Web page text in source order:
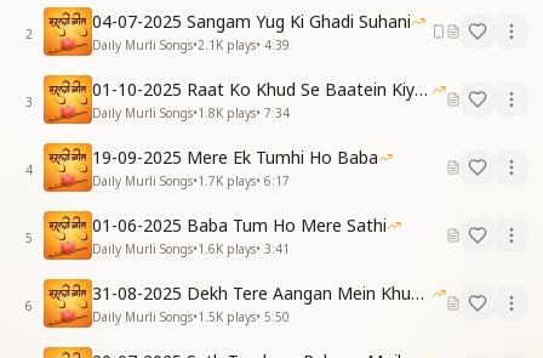
सबकुछ तुझको माना है।
पवित्र बनकर, पवित्र-धाम,
मुझको वापिस जाना है।
You are my Baba, Teacher, Satguru true,
I accept You as my everything too.
Becoming pure, my aim is clear—
To return to the Abode of Purity, dear.
इन आँखों में धोखा ना हो,
बस तेरा ही अब नूर रहे।
भटक गया था जिस मंज़िल से,
अब ना वो मंज़िल दूर रहे।
Let these eyes no longer deceive,
May only Your divine light I perceive.
The destination from which I once strayed,
2
04-07-2025 Sangam Yug Ki Ghadi Suhani
Daily Murli Songs•2.1K plays• 4:39
3
01-10-2025 Raat Ko Khud Se Baatein Kiya Kijiye
Daily Murli Songs•1.8K plays• 7:34
4
19-09-2025 Mere Ek Tumhi Ho Baba
Daily Murli Songs•1.7K plays• 6:17
5
01-06-2025 Baba Tum Ho Mere Sathi
Daily Murli Songs•1.6K plays• 3:41
6
31-08-2025 Dekh Tere Aangan Mein Khud Bhagwan
Daily Murli Songs•1.5K plays• 5:50